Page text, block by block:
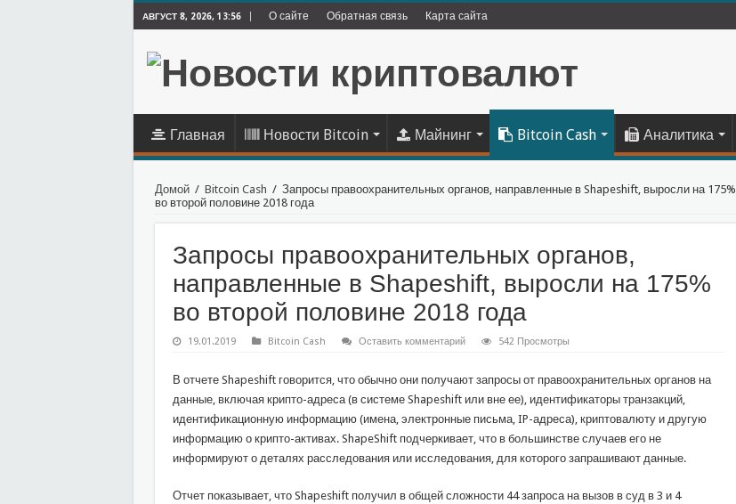
АВГУСТ 8, 2026, 13:56 О сайте Обратная связь Карта сайта
Главная Новости Bitcoin Майнинг Bitcoin Cash Аналитика
Домой / Bitcoin Cash / Запросы правоохранительных органов, направленные в Shapeshift, выросли на 175%
во второй половине 2018 года
Запросы правоохранительных органов,
направленные в Shapeshift, выросли на 175%
во второй половине 2018 года
19.01.2019 Bitcoin Cash Оставить комментарий 542 Просмотры
В отчете Shapeshift говорится, что обычно они получают запросы от правоохранительных органов на
данные, включая крипто-адреса (в системе Shapeshift или вне ее), идентификаторы транзакций,
идентификационную информацию (имена, электронные письма, IP-адреса), криптовалюту и другую
информацию о крипто-активах. ShapeShift подчеркивает, что в большинстве случаев его не
информируют о деталях расследования или исследования, для которого запрашивают данные.
Отчет показывает, что Shapeshift получил в общей сложности 44 запроса на вызов в суд в 3 и 4